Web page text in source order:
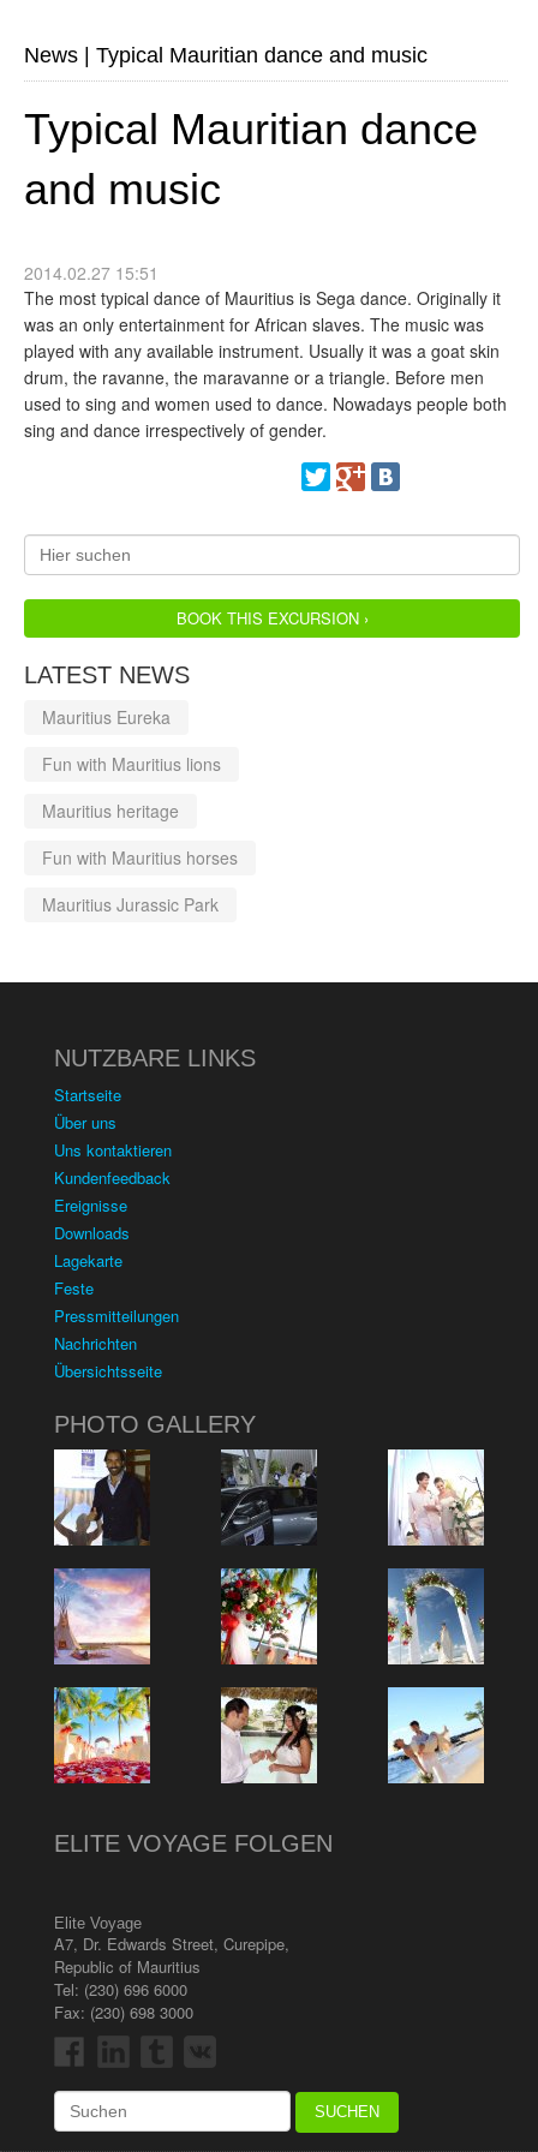
News Typical Mauritian dance and music
Typical Mauritian dance
and music
2014.02.27 15:51
The most typical dance of Mauritius is Sega dance. Originally it
was an only entertainment for African slaves. The music was
played with any available instrument. Usually it was a goat skin
drum, the ravanne, the maravanne or a triangle. Before men
used to sing and women used to dance. Nowadays people both
sing and dance irrespectively of gender.
BOOK THIS EXCURSION ›
LATEST NEWS
Mauritius Eureka
Fun with Mauritius lions
Mauritius heritage
Fun with Mauritius horses
Mauritius Jurassic Park
NUTZBARE LINKS
Startseite
Über uns
Uns kontaktieren
Kundenfeedback
Ereignisse
Downloads
Lagekarte
Feste
Pressmitteilungen
Nachrichten
Übersichtsseite
PHOTO GALLERY
ELITE VOYAGE FOLGEN
Elite Voyage
A7, Dr. Edwards Street, Curepipe,
Republic of Mauritius
Tel: (230) 696 6000
Fax: (230) 698 3000